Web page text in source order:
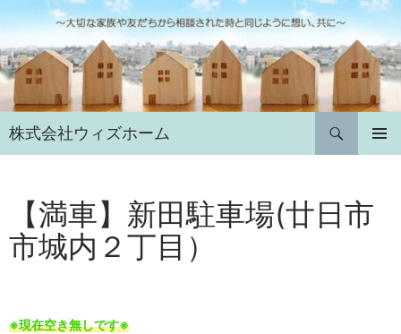
ン
テ
ン
ツ
へ
ス
キ
株式会社ウィズホーム
検
索
【満車】新田駐車場(廿日市
市城内２丁目）
※現在空き無しです※